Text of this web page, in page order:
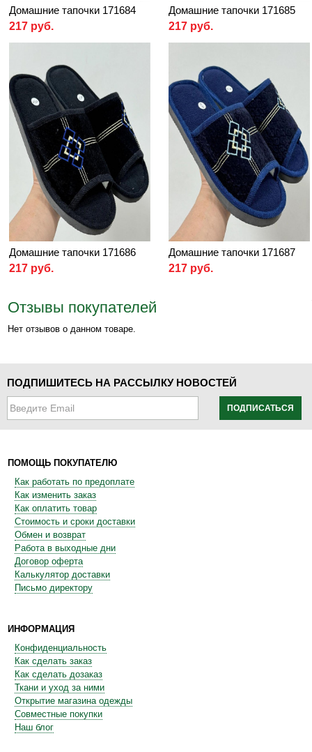
Домашние тапочки 171684
217 руб.
Домашние тапочки 171685
217 руб.
Домашние тапочки 171686
217 руб.
Домашние тапочки 171687
217 руб.
Отзывы покупателей
Нет отзывов о данном товаре.
ПОДПИШИТЕСЬ НА РАССЫЛКУ НОВОСТЕЙ
ПОДПИСАТЬСЯ
ПОМОЩЬ ПОКУПАТЕЛЮ
Как работать по предоплате
Как изменить заказ
Как оплатить товар
Стоимость и сроки доставки
Обмен и возврат
Работа в выходные дни
Договор оферта
Калькулятор доставки
Письмо директору
ИНФОРМАЦИЯ
Конфиденциальность
Как сделать заказ
Как сделать дозаказ
Ткани и уход за ними
Открытие магазина одежды
Совместные покупки
Наш блог